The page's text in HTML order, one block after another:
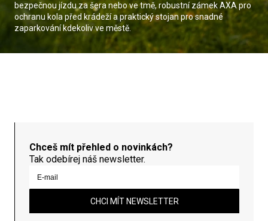
bezpečnou jízdu za šera nebo ve tmě, robustní zámek AXA pro
ochranu kola před krádeží a praktický stojan pro snadné
zaparkování kdekoliv ve městě.
Chceš mít přehled o novinkách?
Tak odebírej náš newsletter.
CHCI MÍT NEWSLETTER